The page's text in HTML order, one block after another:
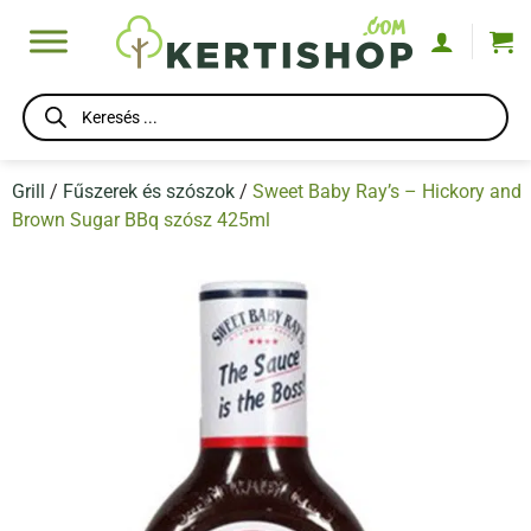
Products
search
Grill / Fűszerek és szószok / Sweet Baby Ray’s – Hickory and
Brown Sugar BBq szósz 425ml